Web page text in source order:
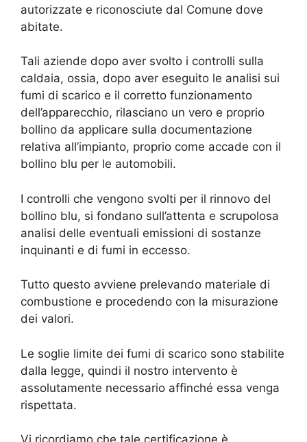
autorizzate e riconosciute dal Comune dove
abitate.
Tali aziende dopo aver svolto i controlli sulla
caldaia, ossia, dopo aver eseguito le analisi sui
fumi di scarico e il corretto funzionamento
dell’apparecchio, rilasciano un vero e proprio
bollino da applicare sulla documentazione
relativa all’impianto, proprio come accade con il
bollino blu per le automobili.
I controlli che vengono svolti per il rinnovo del
bollino blu, si fondano sull’attenta e scrupolosa
analisi delle eventuali emissioni di sostanze
inquinanti e di fumi in eccesso.
Tutto questo avviene prelevando materiale di
combustione e procedendo con la misurazione
dei valori.
Le soglie limite dei fumi di scarico sono stabilite
dalla legge, quindi il nostro intervento è
assolutamente necessario affinché essa venga
rispettata.
Vi ricordiamo che tale certificazione è